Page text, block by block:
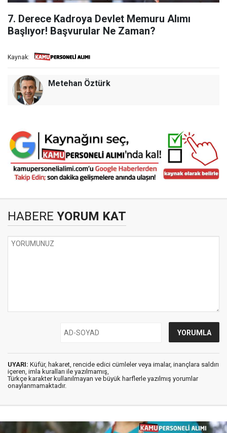
7. Derece Kadroya Devlet Memuru Alımı
Başlıyor! Başvurular Ne Zaman?
Kaynak:
Metehan Öztürk
HABERE YORUM KAT
UYARI: Küfür, hakaret, rencide edici cümleler veya imalar, inançlara saldırı
içeren, imla kuralları ile yazılmamış,
Türkçe karakter kullanılmayan ve büyük harflerle yazılmış yorumlar
onaylanmamaktadır.